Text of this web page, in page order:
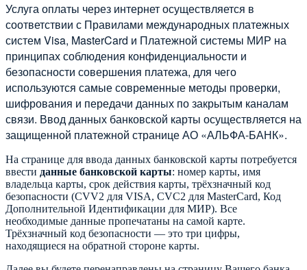
Услуга оплаты через интернет осуществляется в
соответствии с Правилами международных платежных
систем Visa, MasterCard и Платежной системы МИР на
принципах соблюдения конфиденциальности и
безопасности совершения платежа, для чего
используются самые современные методы проверки,
шифрования и передачи данных по закрытым каналам
связи. Ввод данных банковской карты осуществляется на
защищенной платежной странице АО «АЛЬФА-БАНК».
На странице для ввода данных банковской карты потребуется
ввести данные банковской карты: номер карты, имя
владельца карты, срок действия карты, трёхзначный код
безопасности (CVV2 для VISA, CVC2 для MasterCard, Код
Дополнительной Идентификации для МИР). Все
необходимые данные пропечатаны на самой карте.
Трёхзначный код безопасности — это три цифры,
находящиеся на обратной стороне карты.